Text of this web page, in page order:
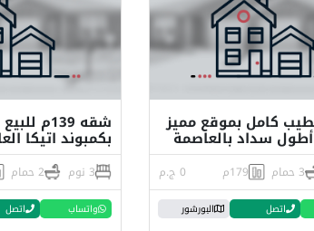
كامل بموقع مميز
سداد بالعاصمة
3 حمام 179م 0 ج.م
اتصل البورشور
شقه 139م
بكمبوند اتيكا
3 نوم 2 حمام
واتساب اتصل